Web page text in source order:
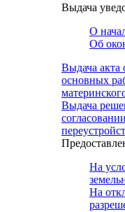
Выдача
О
Об
Выдача акта
основных
Выдача
На
На